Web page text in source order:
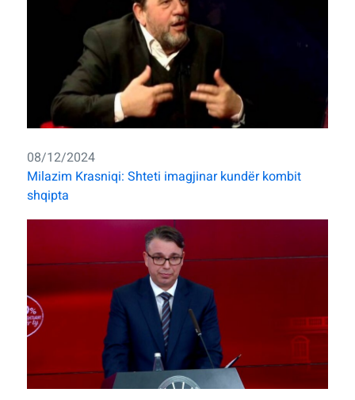
08/12/2024
Milazim Krasniqi: Shteti imagjinar kundër kombit
shqipta